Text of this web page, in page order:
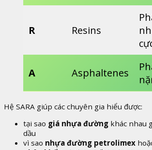
R Resins
A Asphaltenes
Hệ SARA giúp các chuyên gia hiểu được:
tại sao giá nhựa đường khác nhau
dầu
vì sao nhựa đường petrolimex